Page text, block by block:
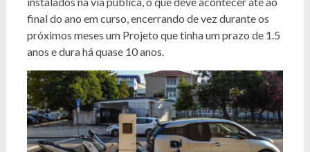
final do ano em curso, encerrando de vez durante os
próximos meses um Projeto que tinha um prazo de 1.5
anos e dura há quase 10 anos.